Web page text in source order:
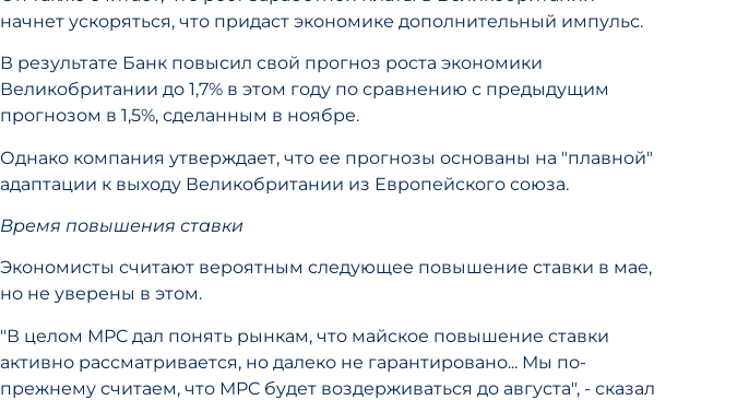
начнет ускоряться, что придаст экономике дополнительный импульс.
В результате Банк повысил свой прогноз роста экономики
Великобритании до 1,7% в этом году по сравнению с предыдущим
прогнозом в 1,5%, сделанным в ноябре.
Однако компания утверждает, что ее прогнозы основаны на "плавной"
адаптации к выходу Великобритании из Европейского союза.
Время повышения ставки
Экономисты считают вероятным следующее повышение ставки в мае,
но не уверены в этом.
"В целом MPC дал понять рынкам, что майское повышение ставки
активно рассматривается, но далеко не гарантировано... Мы по-
прежнему считаем, что MPC будет воздерживаться до августа", - сказал